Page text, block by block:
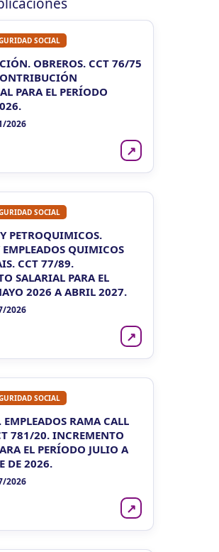
SOCIAL
OBREROS. CCT 76/75
PARA EL PERÍODO
2026
↗
SOCIAL
PETROQUIMICOS.
EMPLEADOS QUIMICOS
CCT 77/89.
SALARIAL PARA EL
2026 A ABRIL 2027.
2026
↗
SOCIAL
EMPLEADOS RAMA CALL
781/20. INCREMENTO
EL PERÍODO JULIO A
DE 2026.
2026
↗